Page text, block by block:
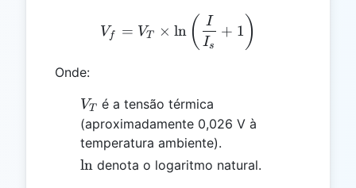
V_f = V_T \times
Vf = VT × ln ( Is
I
+ 1 )
Onde:
V_T
VT
é a tensão térmica
(aproximadamente 0,026 V à
temperatura ambiente).
\ln
ln denota o logaritmo natural.